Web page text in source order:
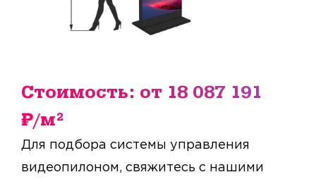
Стоимость: от 18 087 191
₽/м²
Для подбора системы управления
видеопилоном, свяжитесь с нашими